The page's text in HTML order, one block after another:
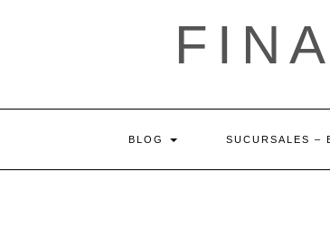
BLOG SUCURSALES –